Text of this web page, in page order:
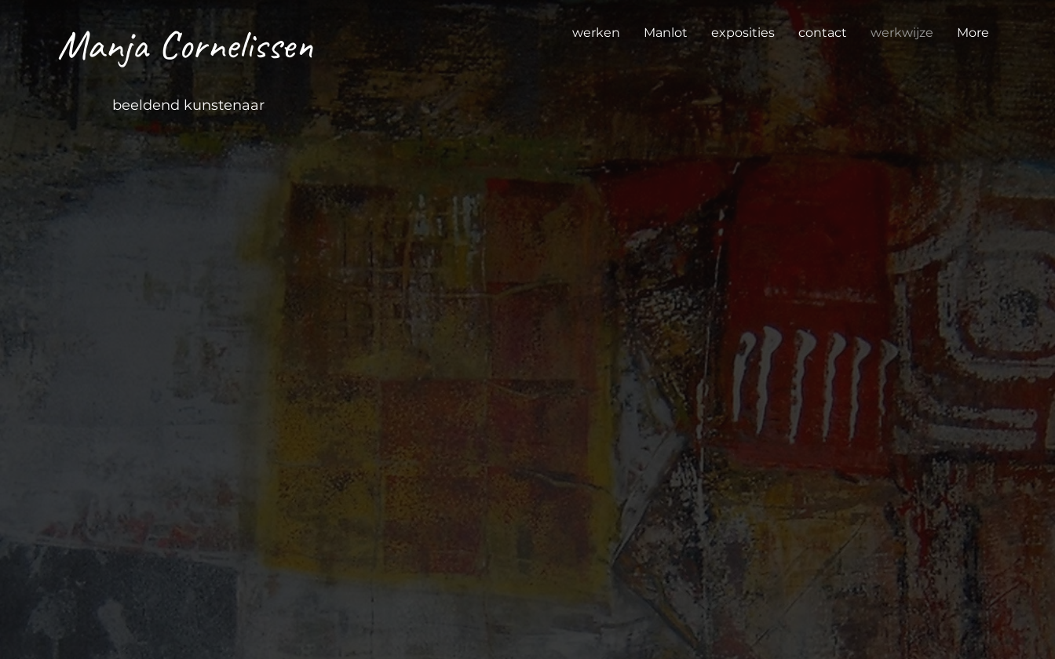
Manja Cornelissen
beeldend kunstenaar
werken Manlot exposities contact werkwijze More